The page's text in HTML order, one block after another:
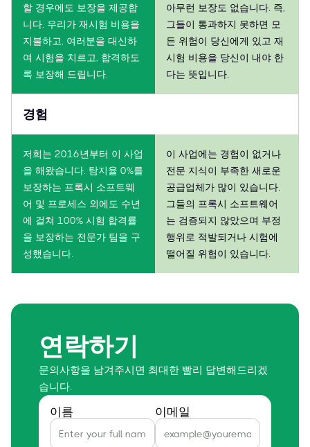
할 경우에도 보장을 제공합
니다. 우리가 재시험 비용을
지불하고, 여러분을 대신하
여 시험을 치르고, 합격하도
록 보장해 드립니다.
아무런 보장도 없습니다. 즉,
그들이 통과하지 못하면 모
든 위험이 당신에게 있고 재
시험 비용을 당신이 내야 한
다는 뜻입니다.
경험
저희는 2016년부터 이 사업
을 해왔습니다. 탐지율 0%를
보장하는 프록시 소프트웨
어 및 프로세스 외에도 수년
에 걸쳐 100% 시험 합격률
을 보장하는 전문가 팀을 구
성했습니다.
이 사업에는 경험이 없거나
전문 지식이 부족한 새로운
공급업체가 많이 있습니다.
그들의 프록시 소프트웨어
는 검증되지 않았으며 부정
행위로 적발되거나 시험에
떨어질 위험이 있습니다.
연락하기
문의사항을 남겨주시면 최대한 빨리 답변해드리겠
습니다.
이름 이메일